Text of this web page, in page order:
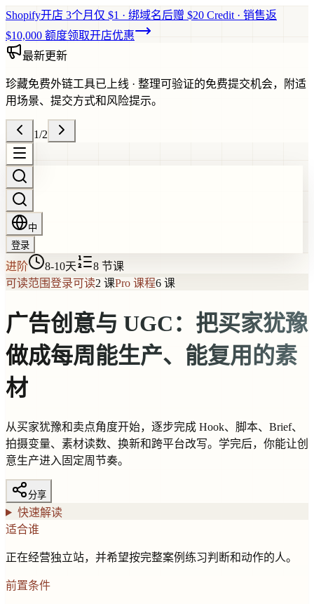
Shopify开店 3个月仅 $1 · 绑域名后赠 $20 Credit · 销售返
$10,000 额度领取开店优惠
最新更新
珍藏免费外链工具已上线 · 整理可验证的免费提交机会，附适
用场景、提交方式和风险提示。
1/2
中
登录
进阶 8-10天 8 节课
可读范围登录可读2 课Pro 课程6 课
广告创意与 UGC：把买家犹豫
做成每周能生产、能复用的素
材
从买家犹豫和卖点角度开始，逐步完成 Hook、脚本、Brief、
拍摄变量、素材读数、换新和跨平台改写。学完后，你能让创
意生产进入固定周节奏。
分享
快速解读
适合谁
正在经营独立站，并希望按完整案例练习判断和动作的人。
前置条件